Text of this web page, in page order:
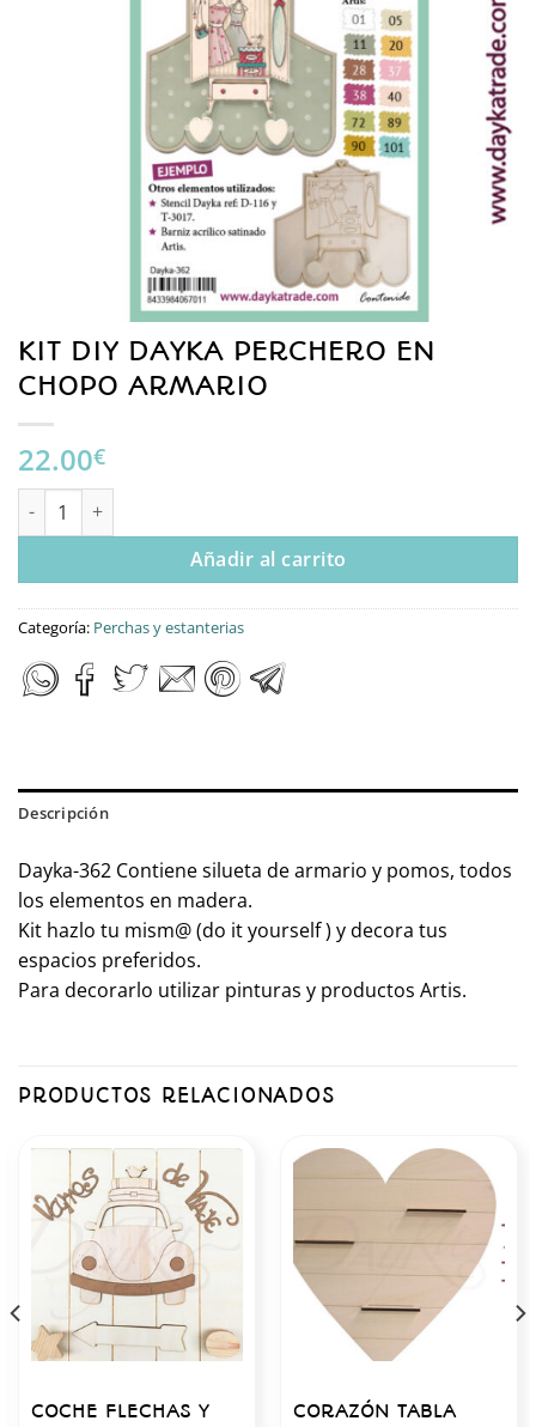
KIT DIY DAYKA PERCHERO EN
CHOPO ARMARIO
22.00€
KIT DIY DAYKA PERCHERO EN CHOPO ARMARIO cantidad
Añadir al carrito
Categoría: Perchas y estanterias
Descripción
Dayka-362 Contiene silueta de armario y pomos, todos
los elementos en madera.
Kit hazlo tu mism@ (do it yourself ) y decora tus
espacios preferidos.
Para decorarlo utilizar pinturas y productos Artis.
PRODUCTOS RELACIONADOS
COCHE FLECHAS Y
CORAZÓN TABLA